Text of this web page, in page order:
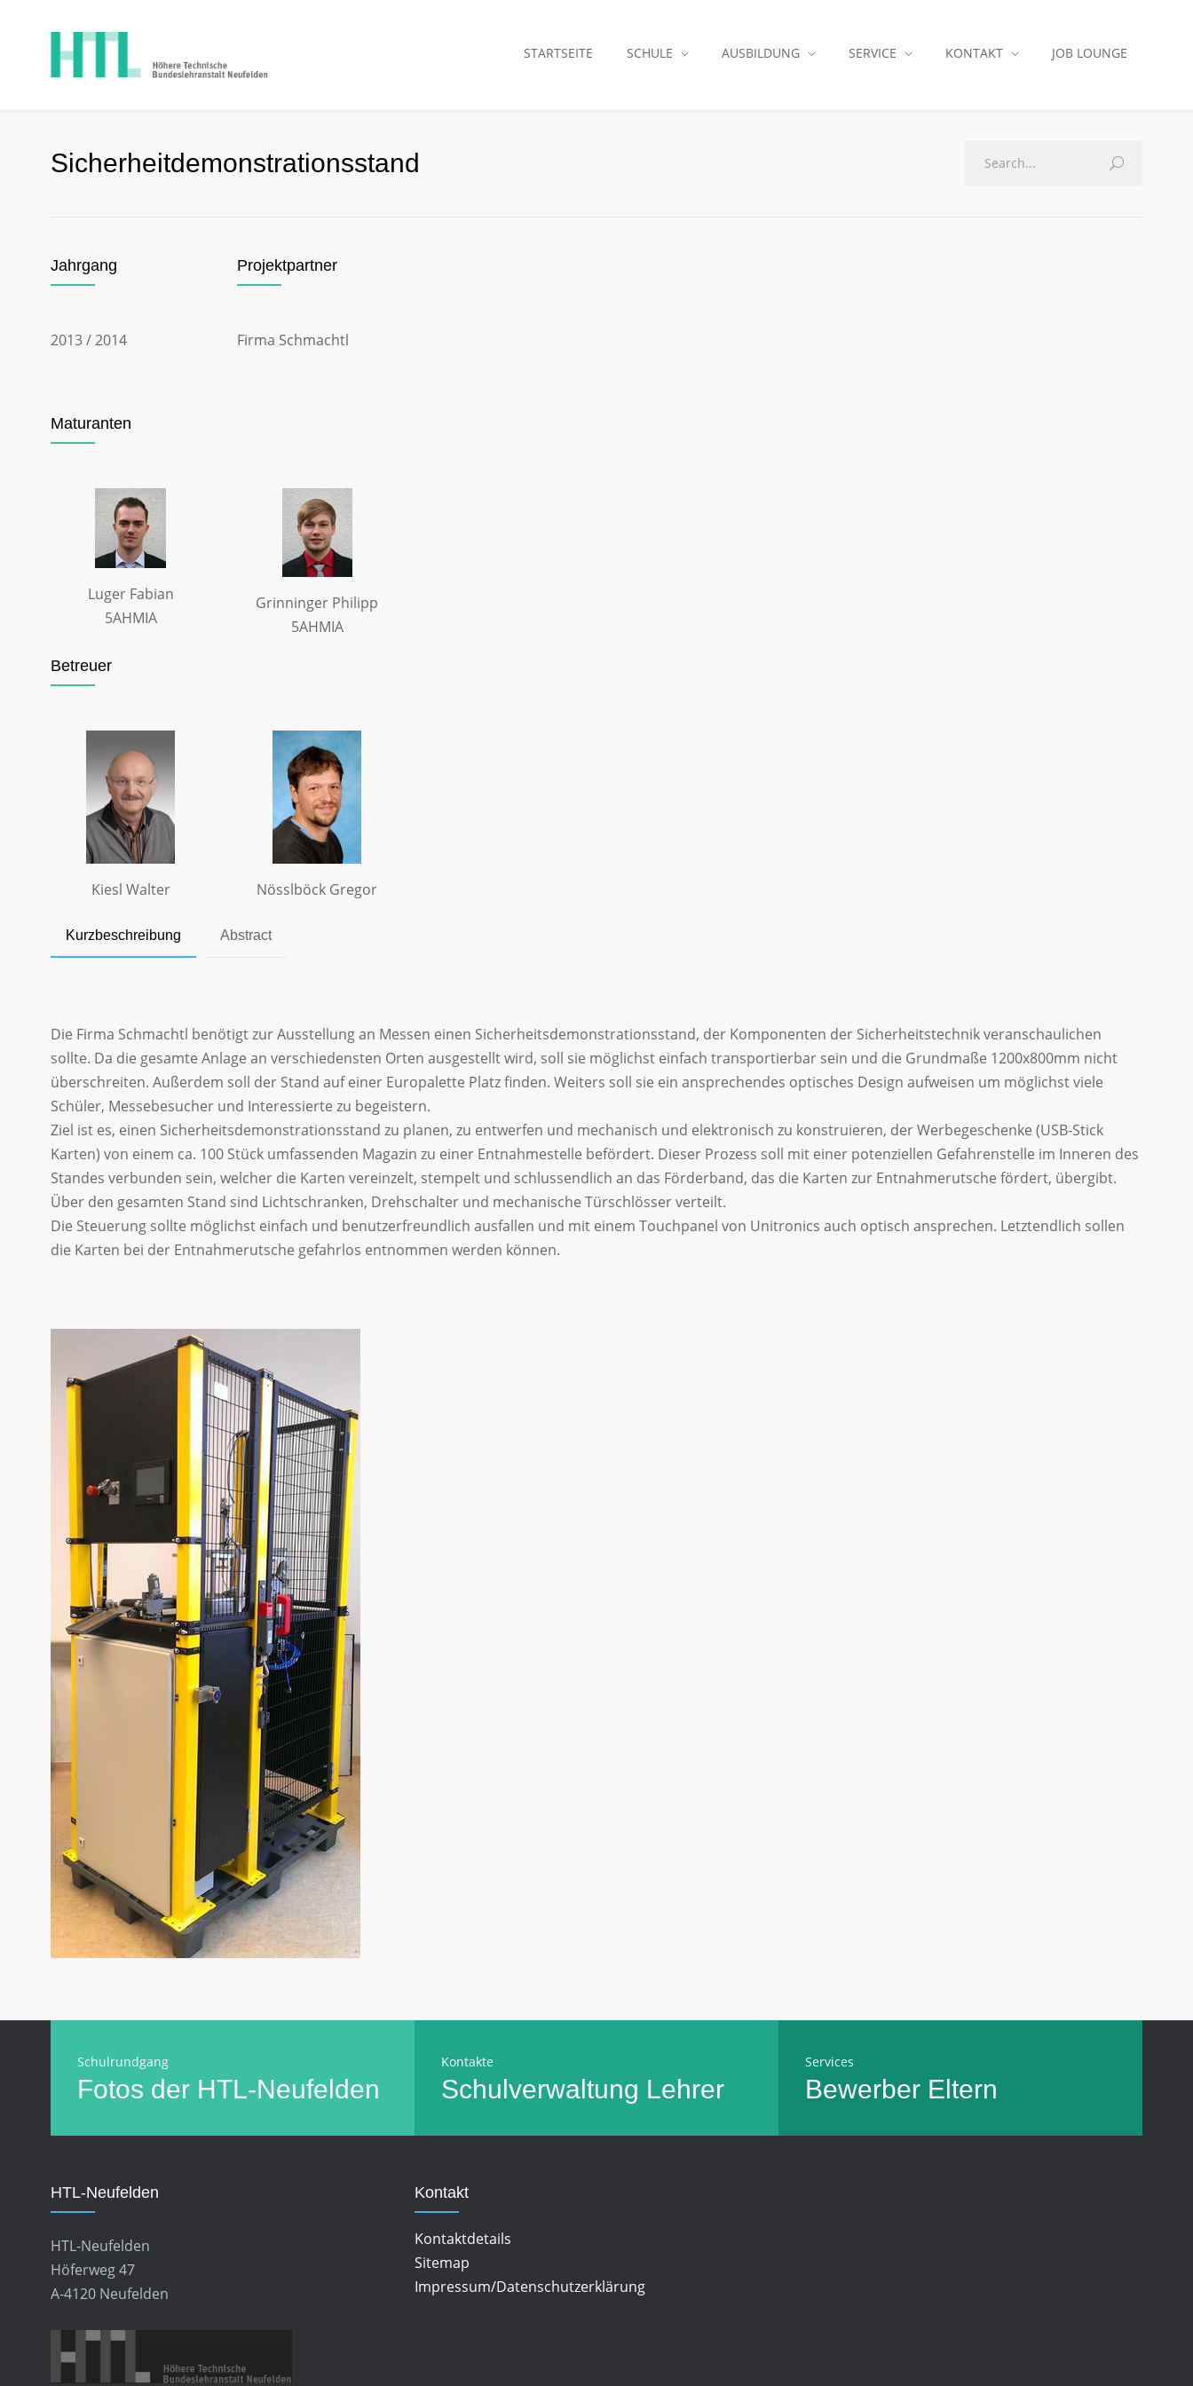
STARTSEITE SCHULE AUSBILDUNG SERVICE KONTAKT JOB LOUNGE
Sicherheitdemonstrationsstand
Jahrgang
2013 / 2014
Projektpartner
Firma Schmachtl
Maturanten
Luger Fabian
5AHMIA
Grinninger Philipp
5AHMIA
Betreuer
Kiesl Walter Nösslböck Gregor
Kurzbeschreibung Abstract
Die Firma Schmachtl benötigt zur Ausstellung an Messen einen Sicherheitsdemonstrationsstand, der Komponenten der Sicherheitstechnik veranschaulichen
sollte. Da die gesamte Anlage an verschiedensten Orten ausgestellt wird, soll sie möglichst einfach transportierbar sein und die Grundmaße 1200x800mm nicht
überschreiten. Außerdem soll der Stand auf einer Europalette Platz finden. Weiters soll sie ein ansprechendes optisches Design aufweisen um möglichst viele
Schüler, Messebesucher und Interessierte zu begeistern.
Ziel ist es, einen Sicherheitsdemonstrationsstand zu planen, zu entwerfen und mechanisch und elektronisch zu konstruieren, der Werbegeschenke (USB-Stick
Karten) von einem ca. 100 Stück umfassenden Magazin zu einer Entnahmestelle befördert. Dieser Prozess soll mit einer potenziellen Gefahrenstelle im Inneren des
Standes verbunden sein, welcher die Karten vereinzelt, stempelt und schlussendlich an das Förderband, das die Karten zur Entnahmerutsche fördert, übergibt.
Über den gesamten Stand sind Lichtschranken, Drehschalter und mechanische Türschlösser verteilt.
Die Steuerung sollte möglichst einfach und benutzerfreundlich ausfallen und mit einem Touchpanel von Unitronics auch optisch ansprechen. Letztendlich sollen
die Karten bei der Entnahmerutsche gefahrlos entnommen werden können.
Schulrundgang
Fotos der HTL-Neufelden
Kontakte
Schulverwaltung Lehrer
Services
Bewerber Eltern
HTL-Neufelden
HTL-Neufelden
Höferweg 47
A-4120 Neufelden
Kontakt
Kontaktdetails
Sitemap
Impressum/Datenschutzerklärung